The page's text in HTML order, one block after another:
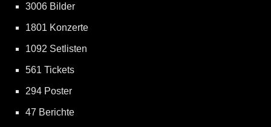
3006 Bilder
1801 Konzerte
1092 Setlisten
561 Tickets
294 Poster
47 Berichte